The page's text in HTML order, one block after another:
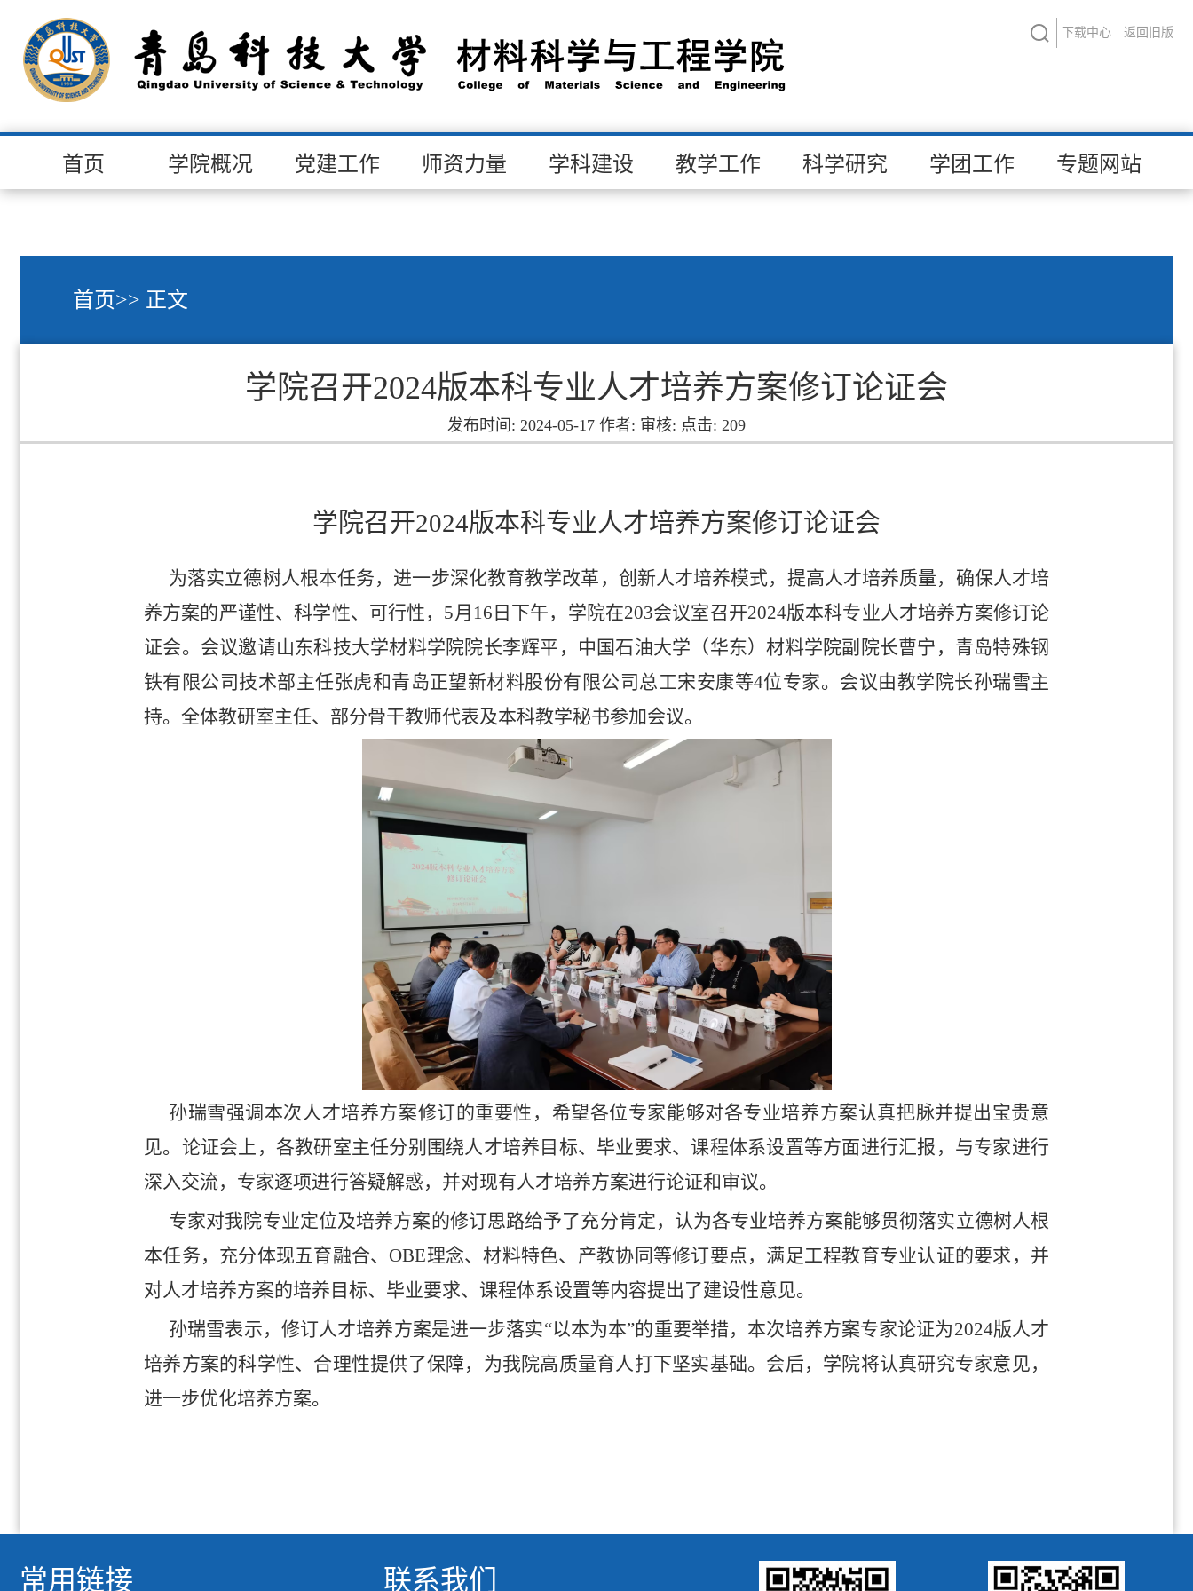
下载中心 返回旧版
首页 学院概况 党建工作 师资力量 学科建设 教学工作 科学研究 学团工作 专题网站
首页>> 正文
学院召开2024版本科专业人才培养方案修订论证会
发布时间: 2024-05-17 作者: 审核: 点击: 209
学院召开2024版本科专业人才培养方案修订论证会
为落实立德树人根本任务，进一步深化教育教学改革，创新人才培养模式，提高人才培养质量，确保人才培
养方案的严谨性、科学性、可行性， 5月16日下午，学院在203会议室召开2024版本科专业人才培养方案修订论
证会。会议邀请山东科技大学材料学院院长李辉平，中国石油大学（华东）材料学院副院长曹宁，青岛特殊钢
铁有限公司技术部主任张虎和青岛正望新材料股份有限公司总工宋安康等4位专家。会议由教学院长孙瑞雪主
持。全体教研室主任、部分骨干教师代表及本科教学秘书参加会议。
孙瑞雪强调本次人才培养方案修订的重要性，希望各位专家能够对各专业培养方案认真把脉并提出宝贵意
见。论证会上，各教研室主任分别围绕人才培养目标、毕业要求、课程体系设置等方面进行汇报，与专家进行
深入交流，专家逐项进行答疑解惑，并对现有人才培养方案进行论证和审议。
专家对我院专业定位及培养方案的修订思路给予了充分肯定，认为各专业培养方案能够贯彻落实立德树人根
本任务，充分体现五育融合、 OBE理念、材料特色、产教协同等修订要点，满足工程教育专业认证的要求，并
对人才培养方案的培养目标、毕业要求、课程体系设置等内容提出了建设性意见。
孙瑞雪表示，修订人才培养方案是进一步落实“以本为本”的重要举措，本次培养方案专家论证为2024版人才
培养方案的科学性、合理性提供了保障，为我院高质量育人打下坚实基础。会后，学院将认真研究专家意见，
进一步优化培养方案。
常用链接 联系我们